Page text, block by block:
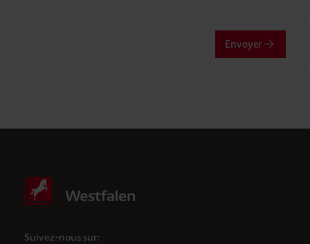
Envoyer
Suivez-nous sur: